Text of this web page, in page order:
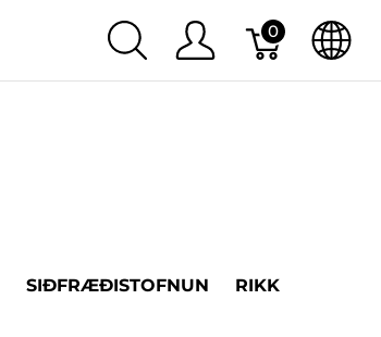
0
SIÐFRÆÐISTOFNUN RIKK